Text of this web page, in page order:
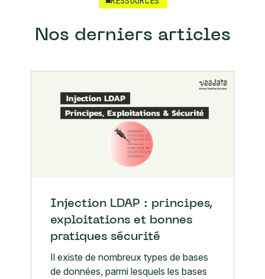
Nos derniers articles
Injection LDAP : principes,
exploitations et bonnes
pratiques sécurité
Il existe de nombreux types de bases
de données, parmi lesquels les bases